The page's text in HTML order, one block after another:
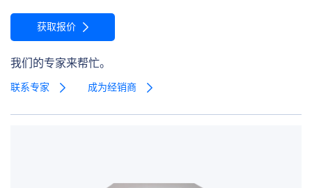
获取报价
我们的专家来帮忙。
联系专家 成为经销商